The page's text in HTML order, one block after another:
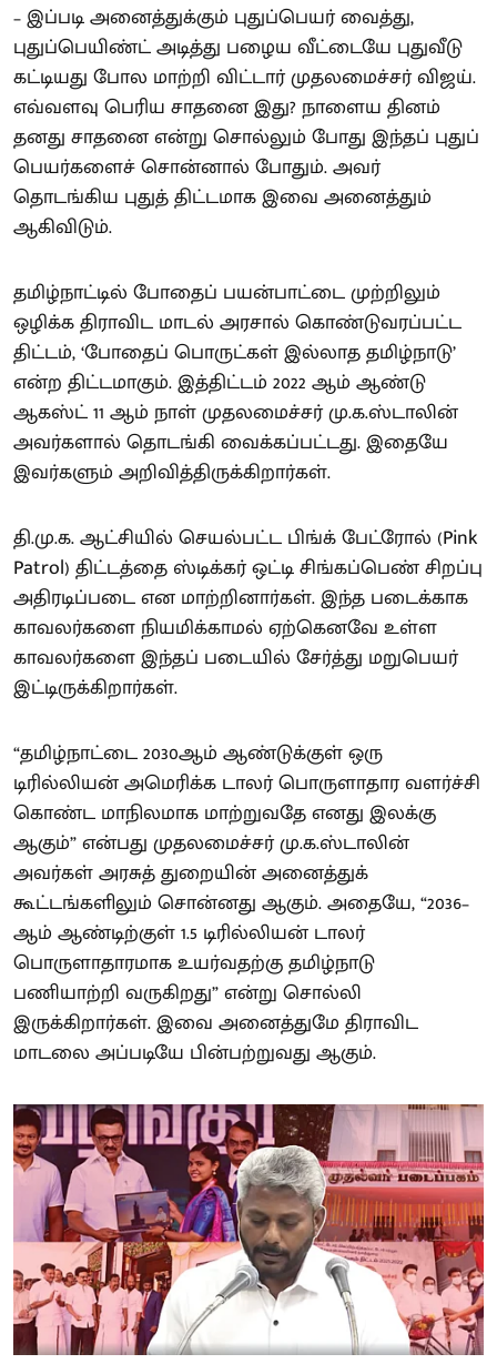
– இப்படி அனைத்துக்கும் புதுப்பெயர் வைத்து,
புதுப்பெயிண்ட் அடித்து பழைய வீட்டையே புதுவீடு
கட்டியது போல மாற்றி விட்டார் முதலமைச்சர் விஜய்.
எவ்வளவு பெரிய சாதனை இது? நாளைய தினம்
தனது சாதனை என்று சொல்லும் போது இந்தப் புதுப்
பெயர்களைச் சொன்னால் போதும். அவர்
தொடங்கிய புதுத் திட்டமாக இவை அனைத்தும்
ஆகிவிடும்.
தமிழ்நாட்டில் போதைப் பயன்பாட்டை முற்றிலும்
ஒழிக்க திராவிட மாடல் அரசால் கொண்டுவரப்பட்ட
திட்டம், ‘போதைப் பொருட்கள் இல்லாத தமிழ்நாடு’
என்ற திட்டமாகும். இத்திட்டம் 2022 ஆம் ஆண்டு
ஆகஸ்ட் 11 ஆம் நாள் முதலமைச்சர் மு.க.ஸ்டாலின்
அவர்களால் தொடங்கி வைக்கப்பட்டது. இதையே
இவர்களும் அறிவித்திருக்கிறார்கள்.
தி.மு.க. ஆட்சியில் செயல்பட்ட பிங்க் பேட்ரோல் (Pink
Patrol) திட்டத்தை ஸ்டிக்கர் ஒட்டி சிங்கப்பெண் சிறப்பு
அதிரடிப்படை என மாற்றினார்கள். இந்த படைக்காக
காவலர்களை நியமிக்காமல் ஏற்கெனவே உள்ள
காவலர்களை இந்தப் படையில் சேர்த்து மறுபெயர்
இட்டிருக்கிறார்கள்.
“தமிழ்நாட்டை 2030ஆம் ஆண்டுக்குள் ஒரு
டிரில்லியன் அமெரிக்க டாலர் பொருளாதார வளர்ச்சி
கொண்ட மாநிலமாக மாற்றுவதே எனது இலக்கு
ஆகும்” என்பது முதலமைச்சர் மு.க.ஸ்டாலின்
அவர்கள் அரசுத் துறையின் அனைத்துக்
கூட்டங்களிலும் சொன்னது ஆகும். அதையே, “2036–
ஆம் ஆண்டிற்குள் 1.5 டிரில்லியன் டாலர்
பொருளாதாரமாக உயர்வதற்கு தமிழ்நாடு
பணியாற்றி வருகிறது” என்று சொல்லி
இருக்கிறார்கள். இவை அனைத்துமே திராவிட
மாடலை அப்படியே பின்பற்றுவது ஆகும்.